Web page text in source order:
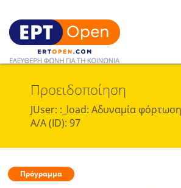
Ειδήσεις
Ελλάδα
Πολιτική
Προειδοποίηση
JUser: :_load: Αδυναμία
Α/Α (ID): 97
Πρόγραμμα